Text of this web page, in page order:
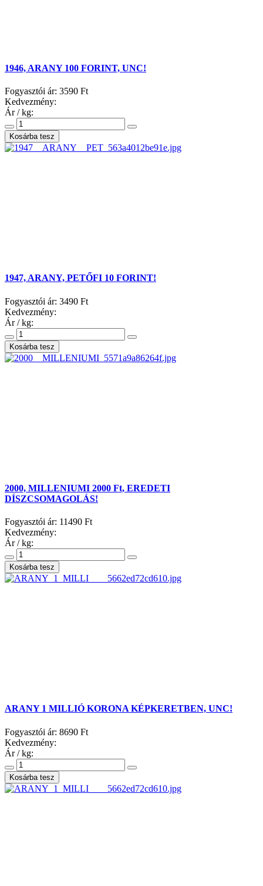
1946, ARANY 100 FORINT, UNC!
Fogyasztói ár: 3590 Ft
Kedvezmény:
Ár / kg:
1947, ARANY, PETŐFI 10 FORINT!
Fogyasztói ár: 3490 Ft
Kedvezmény:
Ár / kg:
2000, MILLENIUMI 2000 Ft, EREDETI
DÍSZCSOMAGOLÁS!
Fogyasztói ár: 11490 Ft
Kedvezmény:
Ár / kg:
ARANY 1 MILLIÓ KORONA KÉPKERETBEN, UNC!
Fogyasztói ár: 8690 Ft
Kedvezmény:
Ár / kg: